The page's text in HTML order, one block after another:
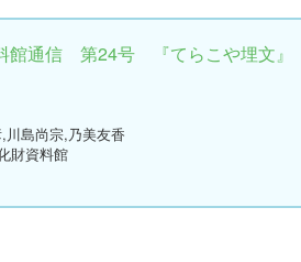
館通信 第24号 『てらこや埋文
島尚宗,乃美友香
財資料館